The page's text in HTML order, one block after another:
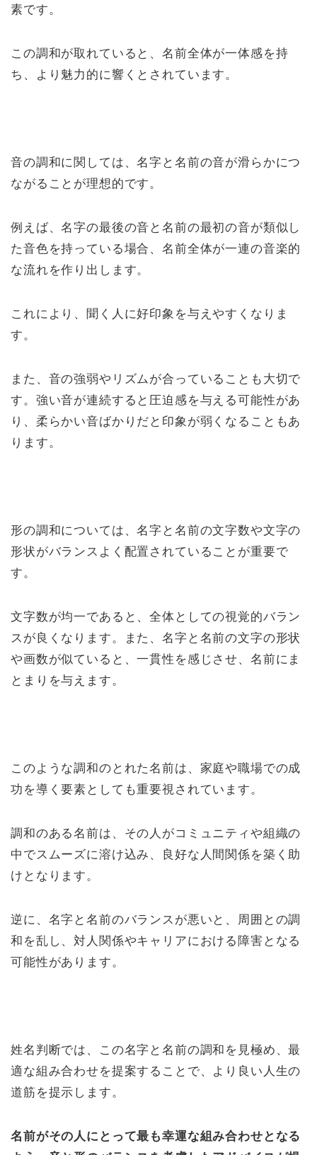
素です。
この調和が取れていると、名前全体が一体感を持
ち、より魅力的に響くとされています。
音の調和に関しては、名字と名前の音が滑らかにつ
ながることが理想的です。
例えば、名字の最後の音と名前の最初の音が類似し
た音色を持っている場合、名前全体が一連の音楽的
な流れを作り出します。
これにより、聞く人に好印象を与えやすくなりま
す。
また、音の強弱やリズムが合っていることも大切で
す。強い音が連続すると圧迫感を与える可能性があ
り、柔らかい音ばかりだと印象が弱くなることもあ
ります。
形の調和については、名字と名前の文字数や文字の
形状がバランスよく配置されていることが重要で
す。
文字数が均一であると、全体としての視覚的バラン
スが良くなります。また、名字と名前の文字の形状
や画数が似ていると、一貫性を感じさせ、名前にま
とまりを与えます。
このような調和のとれた名前は、家庭や職場での成
功を導く要素としても重要視されています。
調和のある名前は、その人がコミュニティや組織の
中でスムーズに溶け込み、良好な人間関係を築く助
けとなります。
逆に、名字と名前のバランスが悪いと、周囲との調
和を乱し、対人関係やキャリアにおける障害となる
可能性があります。
姓名判断では、この名字と名前の調和を見極め、最
適な組み合わせを提案することで、より良い人生の
道筋を提示します。
名前がその人にとって最も幸運な組み合わせとなる